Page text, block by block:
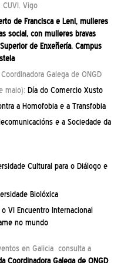
CUVI. Vigo
de Francisca e Leni, mulleres
social, con mulleres bravas
de Enxeñería. Campus
Galega de ONGD
maio): Día do Comercio Xusto
a Homofobia e a Transfobia
e a Sociedade da
Cultural para o Diálogo e
Biolóxica
VI Encuentro Internacional
no mundo
en Galicia consulta a
Coordinadora Galega de ONGD